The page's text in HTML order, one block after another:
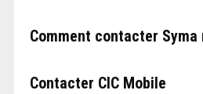
Comment contacter Syma
Contacter CIC Mobile